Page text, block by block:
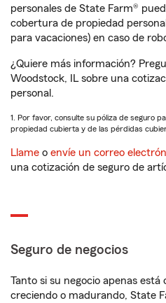
personales de State Farm®
cobertura de propiedad personal
para vacaciones) en caso de
¿Quiere más información?
Woodstock, IL sobre una
personal.
1. Por favor, consulte su póliza de seguro
propiedad cubierta y de las pérdidas
Llame o envíe un correo
una cotización de seguro de
Seguro de negocios
Tanto si su negocio apenas
creciendo o madurando, State